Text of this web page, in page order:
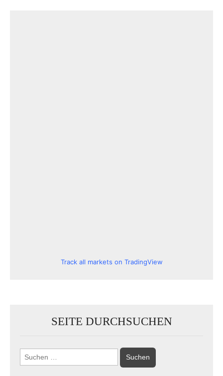
Track all markets on TradingView
SEITE DURCHSUCHEN
Suchen
nach: